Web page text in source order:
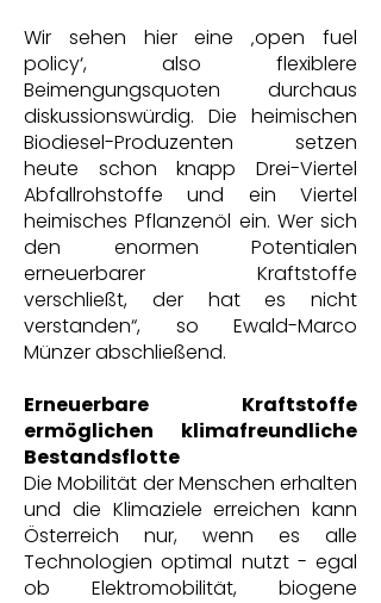
Wir sehen hier eine ‚open fuel
policy‘, also flexiblere
Beimengungsquoten durchaus
diskussionswürdig. Die heimischen
Biodiesel-Produzenten setzen
heute schon knapp Drei-Viertel
Abfallrohstoffe und ein Viertel
heimisches Pflanzenöl ein. Wer sich
den enormen Potentialen
erneuerbarer Kraftstoffe
verschließt, der hat es nicht
verstanden“, so Ewald-Marco
Münzer abschließend.
Erneuerbare Kraftstoffe
ermöglichen klimafreundliche
Bestandsflotte
Die Mobilität der Menschen erhalten
und die Klimaziele erreichen kann
Österreich nur, wenn es alle
Technologien optimal nutzt - egal
ob Elektromobilität, biogene